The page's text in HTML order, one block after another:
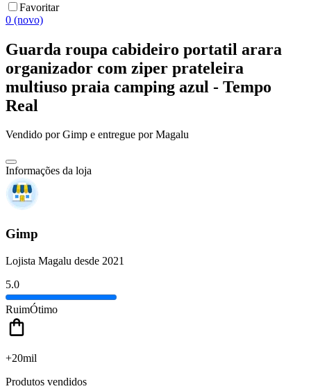
Favoritar
0 (novo)
Guarda roupa cabideiro portatil arara
organizador com ziper prateleira
multiuso praia camping azul - Tempo
Real
Vendido porGimp e entregue por Magalu
Informações da loja
Gimp
Lojista Magalu desde 2021
5.0
RuimÓtimo
+20mil
Produtos vendidos